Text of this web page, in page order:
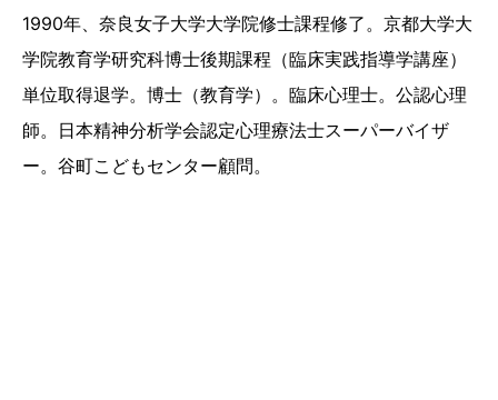
1990年、奈良女子大学大学院修士課程修了。京都大学大
学院教育学研究科博士後期課程（臨床実践指導学講座）
単位取得退学。博士（教育学）。臨床心理士。公認心理
師。日本精神分析学会認定心理療法士スーパーバイザ
ー。谷町こどもセンター顧問。